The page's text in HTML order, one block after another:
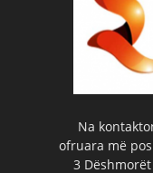
Na
ofruara më
3